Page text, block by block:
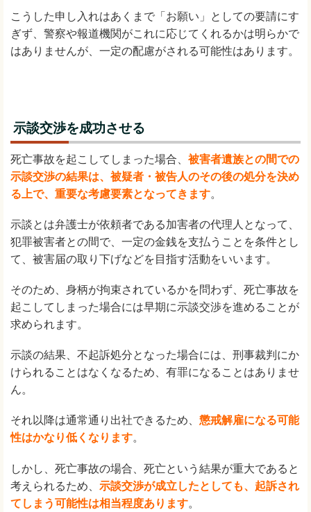
こうした申し入れはあくまで「お願い」としての要請にす
ぎず、警察や報道機関がこれに応じてくれるかは明らかで
はありませんが、一定の配慮がされる可能性はあります。
示談交渉を成功させる
死亡事故を起こしてしまった場合、 被害者遺族との間での
示談交渉の結果は、被疑者・被告人のその後の処分を決め
る上で、重要な考慮要素となってきます。
示談とは弁護士が依頼者である加害者の代理人となって、
犯罪被害者との間で、一定の金銭を支払うことを条件とし
て、被害届の取り下げなどを目指す活動をいいます。
そのため、身柄が拘束されているかを問わず、死亡事故を
起こしてしまった場合には早期に示談交渉を進めることが
求められます。
示談の結果、不起訴処分となった場合には、刑事裁判にか
けられることはなくなるため、有罪になることはありませ
ん。
それ以降は通常通り出社できるため、 懲戒解雇になる可能
性はかなり低くなります。
しかし、死亡事故の場合、死亡という結果が重大であると
考えられるため、 示談交渉が成立したとしても、起訴され
てしまう可能性は相当程度あります。